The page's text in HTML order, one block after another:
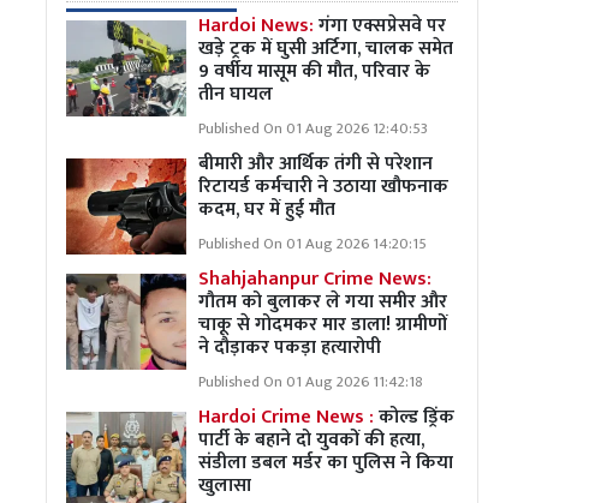
Hardoi News:गंगा एक्सप्रेसवे पर
खड़े ट्रक में घुसी अर्टिगा, चालक समेत
9 वर्षीय मासूम की मौत, परिवार के
तीन घायल
Published On 01 Aug 2026 12:40:53
बीमारी और आर्थिक तंगी से परेशान
रिटायर्ड कर्मचारी ने उठाया खौफनाक
कदम, घर में हुई मौत
Published On 01 Aug 2026 14:20:15
Shahjahanpur Crime News:
गौतम को बुलाकर ले गया समीर और
चाकू से गोदमकर मार डाला! ग्रामीणों
ने दौड़ाकर पकड़ा हत्यारोपी
Published On 01 Aug 2026 11:42:18
Hardoi Crime News :कोल्ड ड्रिंक
पार्टी के बहाने दो युवकों की हत्या,
संडीला डबल मर्डर का पुलिस ने किया
खुलासा